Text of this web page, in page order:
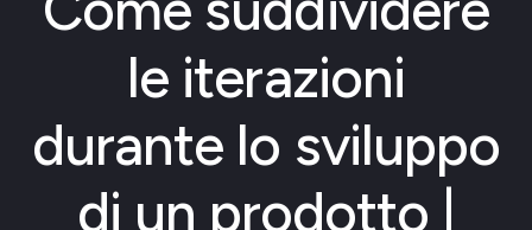
le iterazioni
durante lo sviluppo
di un prodotto |